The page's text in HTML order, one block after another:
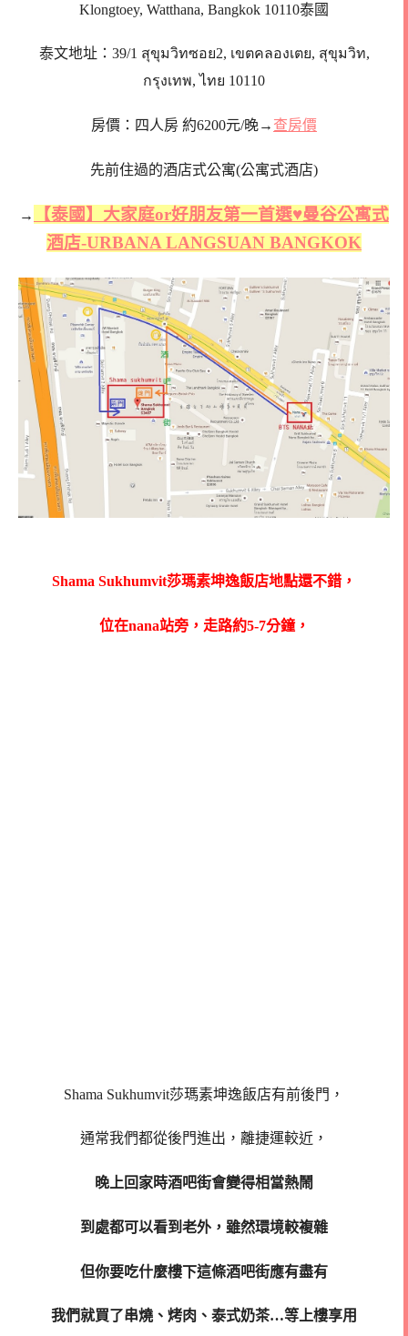
Klongtoey, Watthana, Bangkok 10110泰國
泰文地址：39/1 สุขุมวิทซอย2, เขตคลองเตย, สุขุมวิท,
กรุงเทพ, ไทย 10110
房價：四人房 約6200元/晚→ 查房價
先前住過的酒店式公寓(公寓式酒店)
→
【泰國】大家庭or好朋友第一首選♥曼谷公寓式
酒店-URBANA LANGSUAN BANGKOK
Shama Sukhumvit莎瑪素坤逸飯店地點還不錯，
位在nana站旁，走路約5-7分鐘，
Shama Sukhumvit莎瑪素坤逸飯店有前後門，
通常我們都從後門進出，離捷運較近，
晚上回家時酒吧街會變得相當熱鬧
到處都可以看到老外，雖然環境較複雜
但你要吃什麼樓下這條酒吧街應有盡有
我們就買了串燒、烤肉、泰式奶茶…等上樓享用